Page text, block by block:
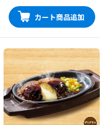
カート商品追加